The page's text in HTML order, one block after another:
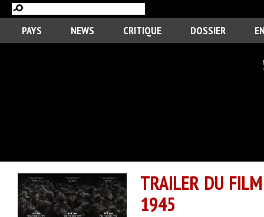
PAYS NEWS CRITIQUE DOSSIER
TRAILER DU
1945